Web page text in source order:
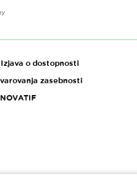
Izjava o dostopnosti
zasebnosti